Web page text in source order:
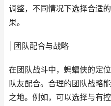
调整，不同情况下选择合适
果。
| 团队配合与战略
在团队战斗中，蝙蝠侠的定
队友配合。合理的团队战略
之地。例如，可以选择与有